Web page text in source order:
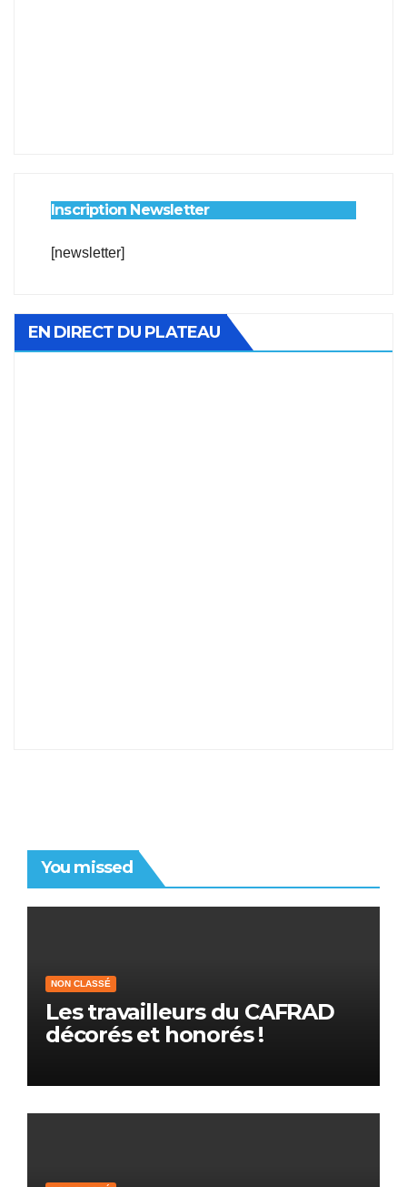
Inscription Newsletter
[newsletter]
EN DIRECT DU PLATEAU
You missed
NON CLASSÉ
Les travailleurs du CAFRAD
décorés et honorés !